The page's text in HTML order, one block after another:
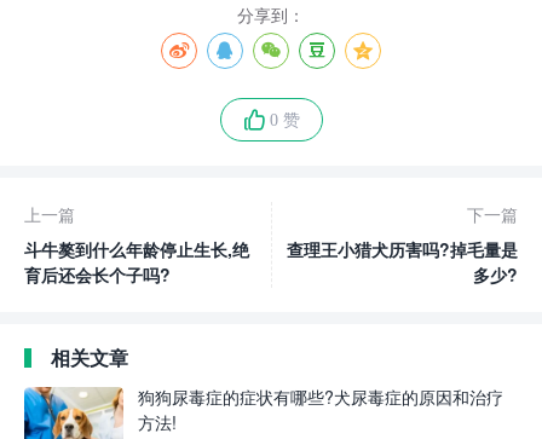
分享到：
0 赞
上一篇
斗牛獒到什么年龄停止生长,绝
育后还会长个子吗?
下一篇
查理王小猎犬历害吗?掉毛量是
多少?
相关文章
狗狗尿毒症的症状有哪些?犬尿毒症的原因和治疗
方法!